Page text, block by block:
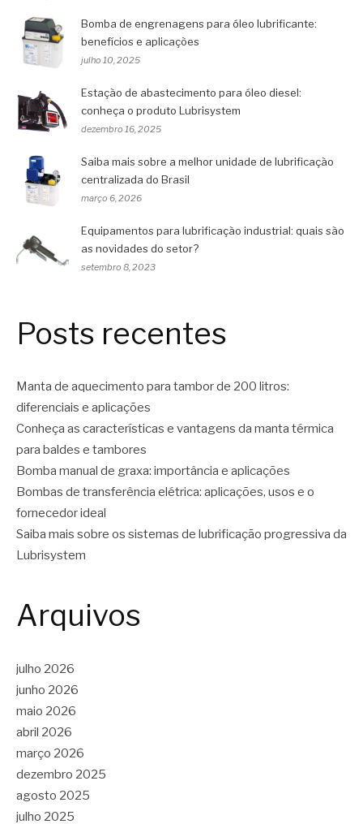
Bomba de engrenagens para óleo lubrificante:
benefícios e aplicações
julho 10, 2025
Estação de abastecimento para óleo diesel:
conheça o produto Lubrisystem
dezembro 16, 2025
Saiba mais sobre a melhor unidade de lubrificação
centralizada do Brasil
março 6, 2026
Equipamentos para lubrificação industrial: quais são
as novidades do setor?
setembro 8, 2023
Posts recentes
Manta de aquecimento para tambor de 200 litros:
diferenciais e aplicações
Conheça as características e vantagens da manta térmica
para baldes e tambores
Bomba manual de graxa: importância e aplicações
Bombas de transferência elétrica: aplicações, usos e o
fornecedor ideal
Saiba mais sobre os sistemas de lubrificação progressiva da
Lubrisystem
Arquivos
julho 2026
junho 2026
maio 2026
abril 2026
março 2026
dezembro 2025
agosto 2025
julho 2025